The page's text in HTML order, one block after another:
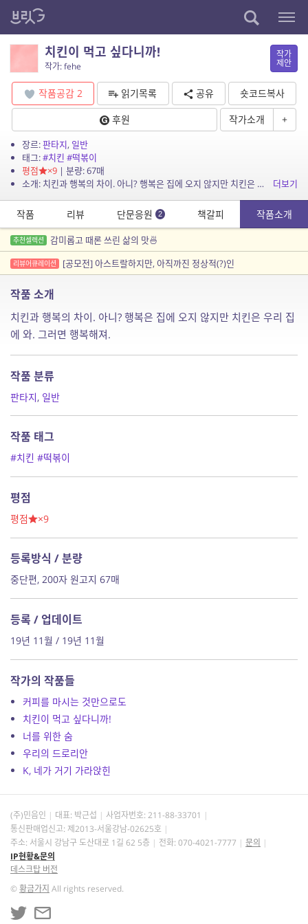
치킨이 먹고 싶다니까!
작가: fehe
작가
제안
작품공감 2 읽기목록 공유
숏코드복사
후원
작가소개 +
장르:판타지, 일반
태그:#치킨 #떡볶이
평점
×9| 분량: 67매
소개: 치킨과 행복의 차이. 아니? 행복은 집에 오지 않지만 치킨은 우리 집에 와. 그러면 행복해져.
더보기
작품 리뷰 단문응원 2 책갈피 작품소개
추천셀렉션 감미롭고 때론 쓰린 삶의 맛🍜
리뷰어큐레이션 [공모전] 아스트랄하지만, 아직까진 정상적(?)인
작품 소개
치킨과 행복의 차이. 아니? 행복은 집에 오지 않지만 치킨은 우리 집
에 와. 그러면 행복해져.
작품 분류
판타지, 일반
작품 태그
#치킨 #떡볶이
평점
평점 ×9
등록방식 / 분량
중단편, 200자 원고지 67매
등록 / 업데이트
19년 11월 / 19년 11월
작가의 작품들
커피를 마시는 것만으로도
치킨이 먹고 싶다니까!
너를 위한 숨
우리의 드로리안
K, 네가 거기 가라앉힌
(주)민음인 대표: 박근섭 사업자번호: 211-88-33701
통신판매업신고: 제2013-서울강남-02625호
주소: 서울시 강남구 도산대로 1길 62 5층
전화: 070-4021-7777
문의
IP현황&문의
데스크탑 버전
©황금가지 All rights reserved.